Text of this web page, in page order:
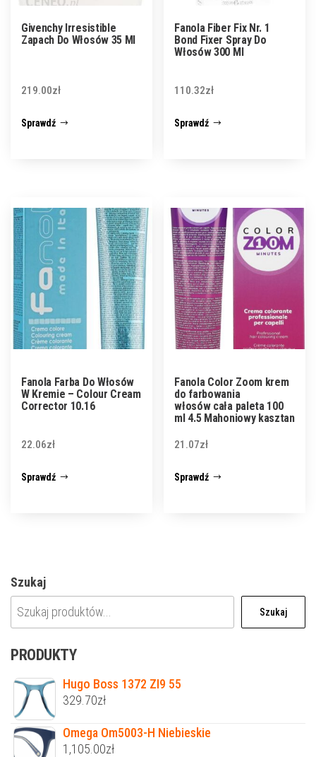
Givenchy Irresistible
Zapach Do Włosów 35 Ml
219.00zł
Sprawdź
Fanola Fiber Fix Nr. 1
Bond Fixer Spray Do
Włosów 300 Ml
110.32zł
Sprawdź
Fanola Farba Do Włosów
W Kremie – Colour Cream
Corrector 10.16
22.06zł
Sprawdź
Fanola Color Zoom krem
do farbowania
włosów cała paleta 100
ml 4.5 Mahoniowy kasztan
21.07zł
Sprawdź
Szukaj
Szukaj
PRODUKTY
Hugo Boss 1372 ZI9 55
329.70zł
Omega Om5003-H Niebieskie
1,105.00zł